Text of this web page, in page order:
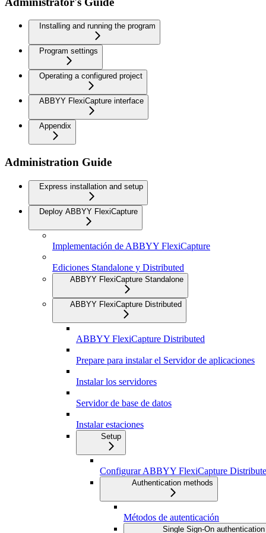
Installing and running the program
Program settings
Operating a configured project
ABBYY FlexiCapture interface
Appendix
Administration Guide
Express installation and setup
Deploy ABBYY FlexiCapture
Implementación de ABBYY FlexiCapture
Ediciones Standalone y Distributed
ABBYY FlexiCapture Standalone
ABBYY FlexiCapture Distributed
ABBYY FlexiCapture Distributed
Prepare para instalar el Servidor de aplicaciones
Instalar los servidores
Servidor de base de datos
Instalar estaciones
Setup
Configurar ABBYY FlexiCapture
Authentication methods
Métodos de autenticación
Single Sign-On authentication